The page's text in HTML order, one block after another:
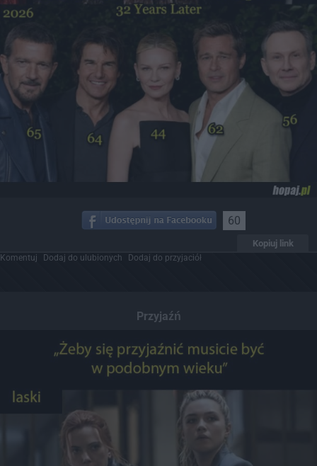
60
Kopiuj link
Komentuj Dodaj do ulubionych Dodaj do przyjaciół
Przyjaźń